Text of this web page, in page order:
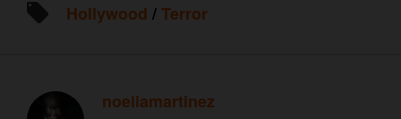
Hollywood /Terror
noeliamartinez